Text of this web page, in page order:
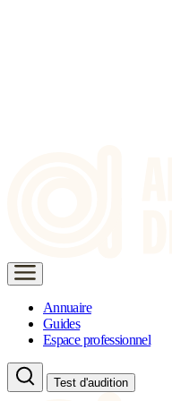
Annuaire
Guides
Espace professionnel
Test d'audition